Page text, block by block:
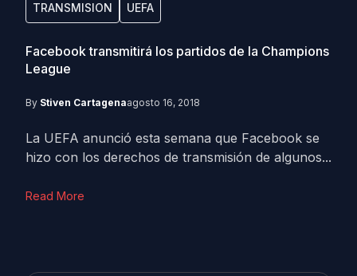
TRANSMISION UEFA
Facebook transmitirá los partidos de la Champions
League
By Stiven Cartagenaagosto 16, 2018
La UEFA anunció esta semana que Facebook se
hizo con los derechos de transmisión de algunos...
Read More